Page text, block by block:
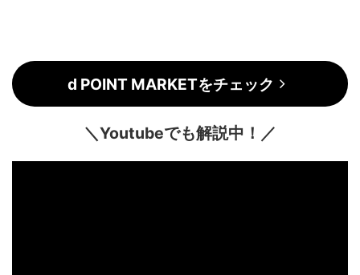
d POINT MARKETをチェック
＼Youtubeでも解説中！／